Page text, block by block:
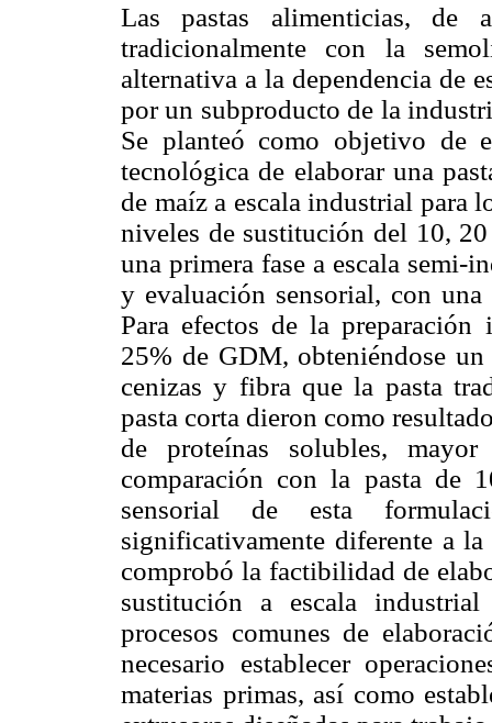
Las pastas alimenticias, de
tradicionalmente con la
alternativa a la dependencia de
por un subproducto de la
Se planteó como objetivo de
tecnológica de elaborar una
de maíz a escala industrial para
niveles de sustitución del 10,
una primera fase a escala semi-
y evaluación sensorial, con
Para efectos de la
25% de GDM, obteniéndose
cenizas y fibra que la pasta
pasta corta dieron como
de proteínas solubles,
comparación con la pasta de
sensorial de esta
significativamente diferente a
comprobó la factibilidad de
sustitución a escala
procesos comunes de
necesario establecer
materias primas, así como